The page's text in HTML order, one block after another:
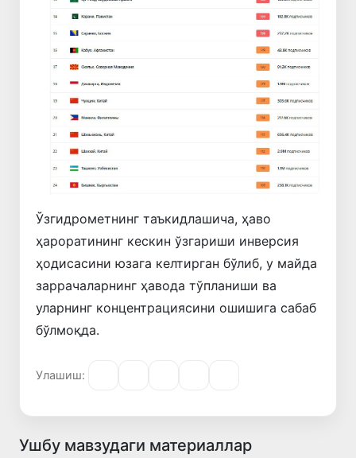
Ўзгидрометнинг таъкидлашича, ҳаво
ҳароратининг кескин ўзгариши инверсия
ҳодисасини юзага келтирган бўлиб, у майда
заррачаларнинг ҳавода тўпланиши ва
уларнинг концентрациясини ошишига сабаб
бўлмоқда.
Улашиш:
Ушбу мавзудаги материаллар